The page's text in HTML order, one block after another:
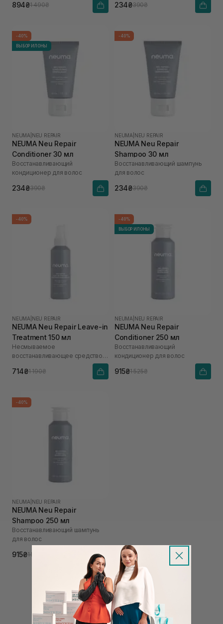
894₴1 490₴ 234₴390₴
-40%
ВЫБОР ИЛОНЫ
NEUMA NEU REPAIR
NEUMA Neu Repair
Conditioner 30 мл
Восстанавливающий
кондиционер для волос
234₴390₴
-40%
NEUMA NEU REPAIR
NEUMA Neu Repair
Shampoo 30 мл
Восстанавливающий шампунь
для волос
234₴390₴
-40%
NEUMA NEU REPAIR
NEUMA Neu Repair Leave-in
Treatment 150 мл
Несмываемое
восстанавливающее средство
714₴1 190₴
-40%
ВЫБОР ИЛОНЫ
NEUMA NEU REPAIR
NEUMA Neu Repair
Conditioner 250 мл
Восстанавливающий
кондиционер для волос
915₴1 525₴
-40%
NEUMA NEU REPAIR
NEUMA Neu Repair
Shampoo 250 мл
Восстанавливающий шампунь
для волос
915₴1 525₴